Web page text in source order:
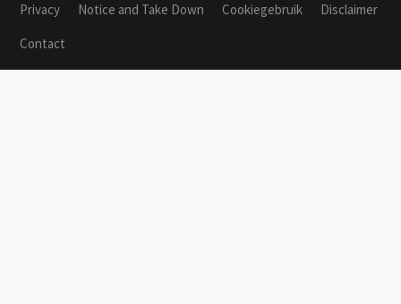
Privacy
Notice and Take Down Cookiegebruik
Disclaimer
Contact